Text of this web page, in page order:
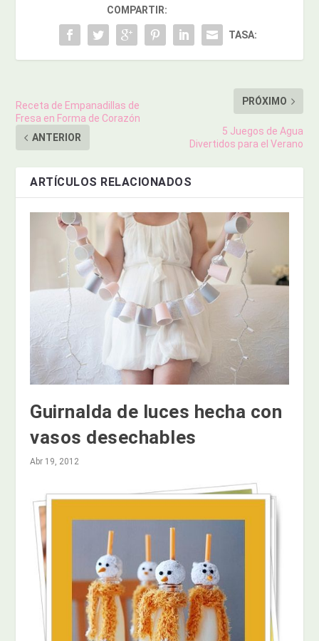
COMPARTIR:
TASA:
Receta de Empanadillas de
Fresa en Forma de Corazón
ANTERIOR
PRÓXIMO
5 Juegos de Agua
Divertidos para el Verano
ARTÍCULOS RELACIONADOS
Guirnalda de luces hecha con
vasos desechables
Abr 19, 2012